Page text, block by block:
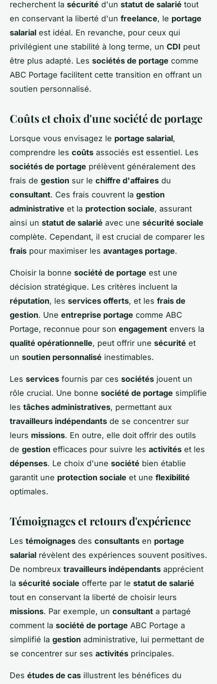
recherchent la sécurité d'un statut de salarié tout
en conservant la liberté d'un freelance, le portage
salarial est idéal. En revanche, pour ceux qui
privilégient une stabilité à long terme, un CDI peut
être plus adapté. Les sociétés de portage comme
ABC Portage facilitent cette transition en offrant un
soutien personnalisé.
Coûts et choix d'une société de portage
Lorsque vous envisagez le portage salarial,
comprendre les coûts associés est essentiel. Les
sociétés de portage prélèvent généralement des
frais de gestion sur le chiffre d'affaires du
consultant. Ces frais couvrent la gestion
administrative et la protection sociale, assurant
ainsi un statut de salarié avec une sécurité sociale
complète. Cependant, il est crucial de comparer les
frais pour maximiser les avantages portage.
Choisir la bonne société de portage est une
décision stratégique. Les critères incluent la
réputation, les services offerts, et les frais de
gestion. Une entreprise portage comme ABC
Portage, reconnue pour son engagement envers la
qualité opérationnelle, peut offrir une sécurité et
un soutien personnalisé inestimables.
Les services fournis par ces sociétés jouent un
rôle crucial. Une bonne société de portage simplifie
les tâches administratives, permettant aux
travailleurs indépendants de se concentrer sur
leurs missions. En outre, elle doit offrir des outils
de gestion efficaces pour suivre les activités et les
dépenses. Le choix d'une société bien établie
garantit une protection sociale et une flexibilité
optimales.
Témoignages et retours d'expérience
Les témoignages des consultants en portage
salarial révèlent des expériences souvent positives.
De nombreux travailleurs indépendants apprécient
la sécurité sociale offerte par le statut de salarié
tout en conservant la liberté de choisir leurs
missions. Par exemple, un consultant a partagé
comment la société de portage ABC Portage a
simplifié la gestion administrative, lui permettant de
se concentrer sur ses activités principales.
Des études de cas illustrent les bénéfices du